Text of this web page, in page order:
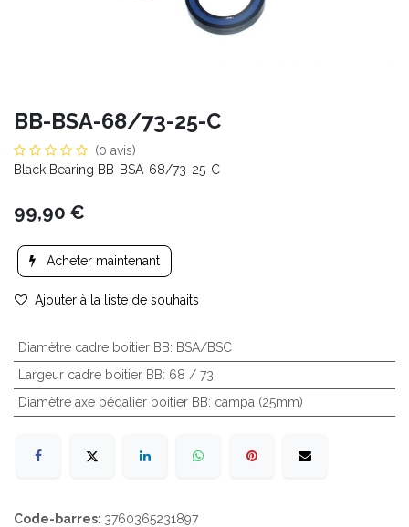
BB-BSA-68/73-25-C
(0 avis)
Black Bearing BB-BSA-68/73-25-C
99,90 €
Acheter maintenant
Ajouter à la liste de souhaits
Diamètre cadre boitier BB: BSA/BSC
Largeur cadre boitier BB: 68 / 73
Diamètre axe pédalier boitier BB: campa (25mm)
Code-barres: 3760365231897